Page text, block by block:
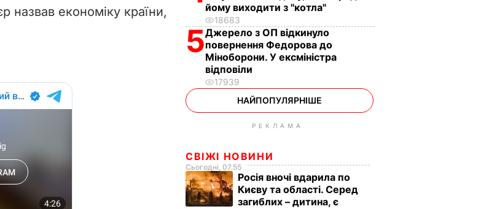
економіку країни,
йому виходити з "котла"
18683
5Джерело з ОП відкинуло
повернення Федорова до
Міноборони. У ексміністра
відповіли
17939
НАЙПОПУЛЯРНІШЕ
РЕКЛАМА
СВІЖІ НОВИНИ
Сьогодні, 07.55
Росія вночі вдарила по
Києву та області. Серед
загиблих – дитина, є